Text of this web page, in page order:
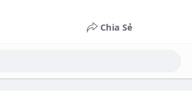
Chia Sẻ